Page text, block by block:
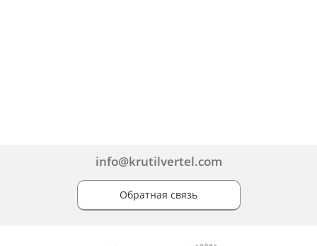
info@krutilvertel.com
Обратная связь